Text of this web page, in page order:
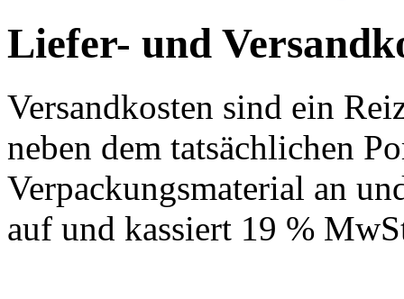
Liefer- und
Versandkosten sind ein
neben dem tatsächlichen
Verpackungsmaterial an
auf und kassiert 19 %